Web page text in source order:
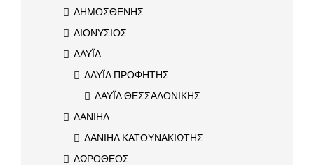
ΔΗΜΟΣΘΕΝΗΣ
ΔΙΟΝΥΣΙΟΣ
ΔΑΥΪΔ
ΔΑΥΪΔ ΠΡΟΦΗΤΗΣ
ΔΑΥΪΔ ΘΕΣΣΑΛΟΝΙΚΗΣ
ΔΑΝΙΗΛ
ΔΑΝΙΗΛ ΚΑΤΟΥΝΑΚΙΩΤΗΣ
ΔΩΡΟΘΕΟΣ